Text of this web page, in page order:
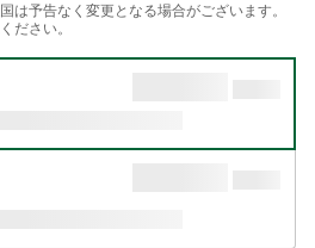
は予告なく変更となる場合がございます。
ださい。